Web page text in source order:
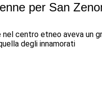
per San
nel centro etneo aveva un
degli innamorati